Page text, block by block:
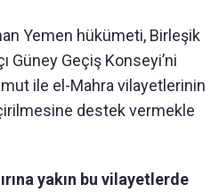
Yemen hükümeti, Birleşik
Güney Geçiş Konseyi’ni
ile el-Mahra vilayetlerinin
destek vermekle
yakın bu vilayetlerde